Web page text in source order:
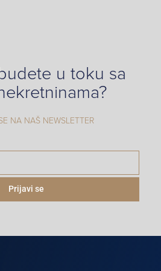
u toku sa
NA NAŠ NEWSLETTER
Prijavi se